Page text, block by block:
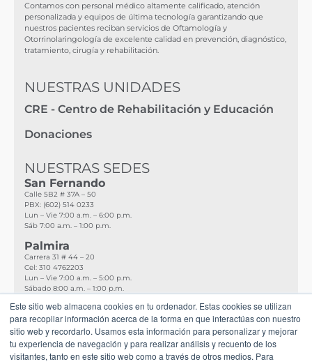
Este sitio web almacena cookies en tu ordenador. Estas cookies se utilizan
para recopilar información acerca de la forma en que interactúas con nuestro
sitio web y recordarlo. Usamos esta información para personalizar y mejorar
tu experiencia de navegación y para realizar análisis y recuento de los
visitantes, tanto en este sitio web como a través de otros medios. Para
Contamos con personal médico altamente calificado, atención
personalizada y equipos de última tecnología garantizando que
nuestros pacientes reciban servicios de Oftamología y
Otorrinolaringología de excelente calidad en prevención, diagnóstico,
tratamiento, cirugía y rehabilitación.
NUESTRAS UNIDADES
CRE - Centro de Rehabilitación y Educación
Donaciones
NUESTRAS SEDES
San Fernando
Calle 5B2 # 37A – 50
PBX: (602) 514 0233
Lun – Vie 7:00 a.m. – 6:00 p.m.
Sáb 7:00 a.m. – 1:00 p.m.
Palmira
Carrera 31 # 44 – 20
Cel: 310 4762203
Lun – Vie 7:00 a.m. – 5:00 p.m.
Sábado 8:00 a.m. – 1:00 p.m.
Buenaventura
Carrera 55A # 6 – 119
PBX: (602) 317 437 4888
Lun – Vie 7:30 a.m. – 5:00 p.m.